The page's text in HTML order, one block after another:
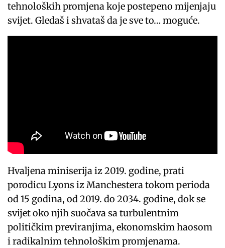
tehnoloških promjena koje postepeno mijenjaju
svijet. Gledaš i shvataš da je sve to… moguće.
Hvaljena miniserija iz 2019. godine, prati
porodicu Lyons iz Manchestera tokom perioda
od 15 godina, od 2019. do 2034. godine, dok se
svijet oko njih suočava sa turbulentnim
političkim previranjima, ekonomskim haosom
i radikalnim tehnološkim promjenama.